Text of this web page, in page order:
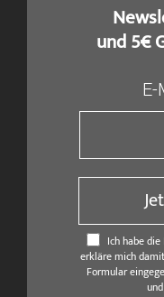
und 5€
E-
Ich habe
erkläre mich
Formular